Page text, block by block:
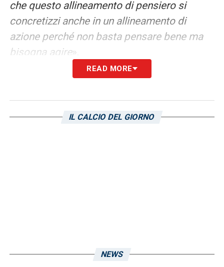
che questo allineamento di pensiero si
concretizzi anche in un allineamento di
azione perché non basta pensare bene ma
bisogna agire».
SEGUI LE ULTIME NEWS SULLA
LA PLAYLIST DELLE NOSTRE TOP NEWS
READ MORE
IL CALCIO DEL GIORNO
NEWS